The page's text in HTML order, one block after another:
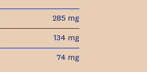
285 mg
134 mg
74 mg